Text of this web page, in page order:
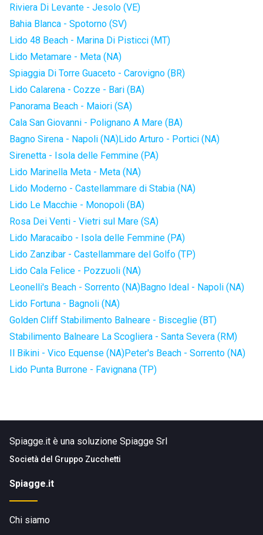
Riviera Di Levante - Jesolo (VE)
Bahia Blanca - Spotorno (SV)
Lido 48 Beach - Marina Di Pisticci (MT)
Lido Metamare - Meta (NA)
Spiaggia Di Torre Guaceto - Carovigno (BR)
Lido Calarena - Cozze - Bari (BA)
Panorama Beach - Maiori (SA)
Cala San Giovanni - Polignano A Mare (BA)
Bagno Sirena - Napoli (NA)Lido Arturo - Portici (NA)
Sirenetta - Isola delle Femmine (PA)
Lido Marinella Meta - Meta (NA)
Lido Moderno - Castellammare di Stabia (NA)
Lido Le Macchie - Monopoli (BA)
Rosa Dei Venti - Vietri sul Mare (SA)
Lido Maracaibo - Isola delle Femmine (PA)
Lido Zanzibar - Castellammare del Golfo (TP)
Lido Cala Felice - Pozzuoli (NA)
Leonelli's Beach - Sorrento (NA)Bagno Ideal - Napoli (NA)
Lido Fortuna - Bagnoli (NA)
Golden Cliff Stabilimento Balneare - Bisceglie (BT)
Stabilimento Balneare La Scogliera - Santa Severa (RM)
Il Bikini - Vico Equense (NA)Peter's Beach - Sorrento (NA)
Lido Punta Burrone - Favignana (TP)
Spiagge.it è una soluzione Spiagge Srl
Società del Gruppo Zucchetti
Spiagge.it
Chi siamo